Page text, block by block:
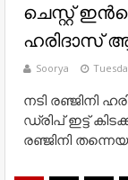
ചെസ്റ്റ്
ഹരിദാസ്
Soorya
നടി രഞ്ജിനി
ഡ്രിപ് ഇട്ട്
രഞ്ജിനി